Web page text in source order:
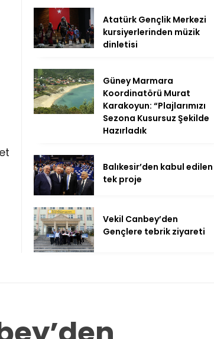
Atatürk Gençlik Merkezi
kursiyerlerinden müzik
dinletisi
Güney Marmara
Koordinatörü Murat
Karakoyun: “Plajlarımızı
Sezona Kusursuz Şekilde
Hazırladık
Balıkesir’den kabul edilen
tek proje
Vekil Canbey’den
Gençlere tebrik ziyareti